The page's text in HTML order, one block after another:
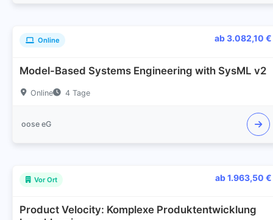
Online ab 3.082,10 €
Model-Based Systems Engineering with SysML v2
Online 4 Tage
oose eG
Vor Ort ab 1.963,50 €
Product Velocity: Komplexe Produktentwicklung